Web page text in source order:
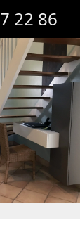
22 86
mesure